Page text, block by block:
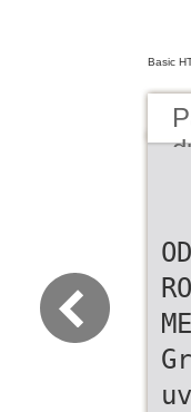
Basic